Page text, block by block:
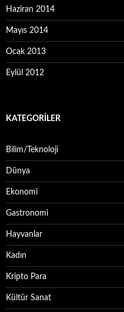
Haziran 2014
Mayıs 2014
Ocak 2013
Eylül 2012
KATEGORILER
Bilim/Teknoloji
Dünya
Ekonomi
Gastronomi
Hayvanlar
Kadın
Kripto Para
Kültür Sanat